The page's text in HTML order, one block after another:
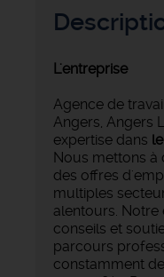
L'entreprise
Agence de
Angers, Angers
expertise dans
Nous mettons à
des offres
multiples
alentours.
conseils et
parcours
constamment